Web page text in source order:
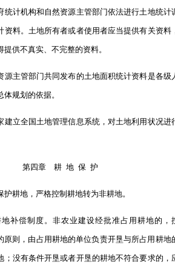
计机构和自然资源主管部门依法进行土地统计
资料。土地所有者或者使用者应当提供有关资料
供不真实、不完整的资料。
主管部门共同发布的土地面积统计资料是各级
规划的依据。
全国土地管理信息系统，对土地利用状况进
第四章 耕 地 保 护
地，严格控制耕地转为非耕地。
偿制度。非农业建设经批准占用耕地的，
原则，由占用耕地的单位负责开垦与所占用耕地
；没有条件开垦或者开垦的耕地不符合要求的，